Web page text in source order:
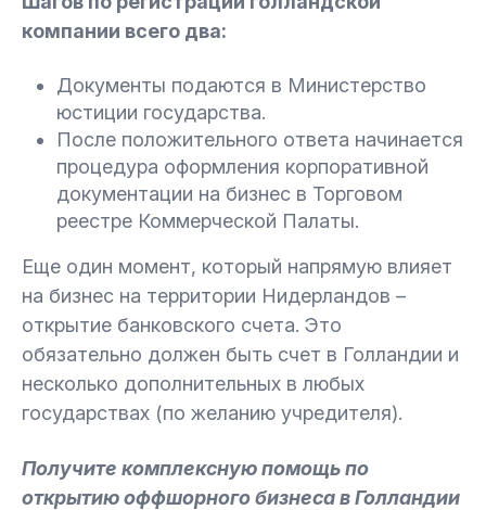
компании всего два:
Документы подаются в Министерство
юстиции государства.
После положительного ответа начинается
процедура оформления корпоративной
документации на бизнес в Торговом
реестре Коммерческой Палаты.
Еще один момент, который напрямую влияет
на бизнес на территории Нидерландов –
открытие банковского счета. Это
обязательно должен быть счет в Голландии и
несколько дополнительных в любых
государствах (по желанию учредителя).
Получите комплексную помощь по
открытию оффшорного бизнеса в Голландии